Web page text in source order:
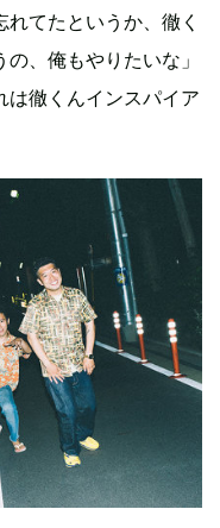
れてたというか、徹く
、俺もやりたいな」
は徹くんインスパイア